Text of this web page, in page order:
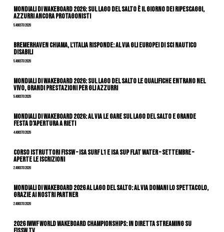
Mondiali di Wakeboard 2026: sul Lago del Salto è il giorno dei ripescaggi,
azzurri ancora protagonisti
5 Agosto 2026
Bremerhaven chiama, l’Italia risponde: al via gli Europei di Sci Nautico
Disabili
5 Agosto 2026
Mondiali di Wakeboard 2026: sul Lago del Salto le qualifiche entrano nel
vivo, grandi prestazioni per gli azzurri
5 Agosto 2026
Mondiali di Wakeboard 2026: al via le gare sul Lago del Salto e grande
festa d’apertura a Rieti
4 Agosto 2026
CORSO ISTRUTTORI FISSW – ISA SURF L1 e ISA SUP Flat Water – SETTEMBRE –
APERTE LE ISCRIZIONI
2 Agosto 2026
Mondiali di Wakeboard 2026 al Lago del Salto: al via domani lo spettacolo,
grazie ai nostri Partner
2 Agosto 2026
2026 IWWF WORLD WAKEBOARD CHAMPIONSHIPS: IN DIRETTA STREAMING SU